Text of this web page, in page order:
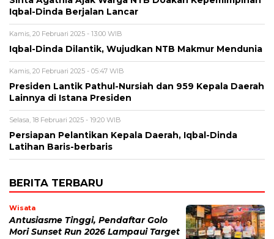
Iqbal-Dinda Berjalan Lancar
Kamis, 20 Februari 2025 - 13:00 WIB
Iqbal-Dinda Dilantik, Wujudkan NTB Makmur Mendunia
Kamis, 20 Februari 2025 - 05:47 WIB
Presiden Lantik Pathul-Nursiah dan 959 Kepala Daerah
Lainnya di Istana Presiden
Selasa, 18 Februari 2025 - 19:20 WIB
Persiapan Pelantikan Kepala Daerah, Iqbal-Dinda
Latihan Baris-berbaris
BERITA TERBARU
Wisata
Antusiasme Tinggi, Pendaftar Golo
Mori Sunset Run 2026 Lampaui Target